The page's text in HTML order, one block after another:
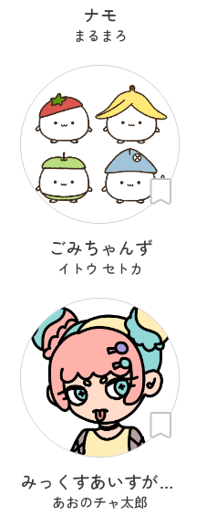
ナモ
まるまろ
ごみちゃんず
イトウ セトカ
みっくすあいすがーる
あおのチャ太郎